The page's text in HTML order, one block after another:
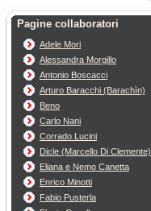
Pagine collaboratori
Adele Mori
Alessandra Morgillo
Antonio Boscacci
Arturo Baracchi (Barachìn)
Beno
Carlo Nani
Corrado Lucini
Dicle (Marcello Di Clemente)
Eliana e Nemo Canetta
Enrico Minotti
Fabio Pusterla